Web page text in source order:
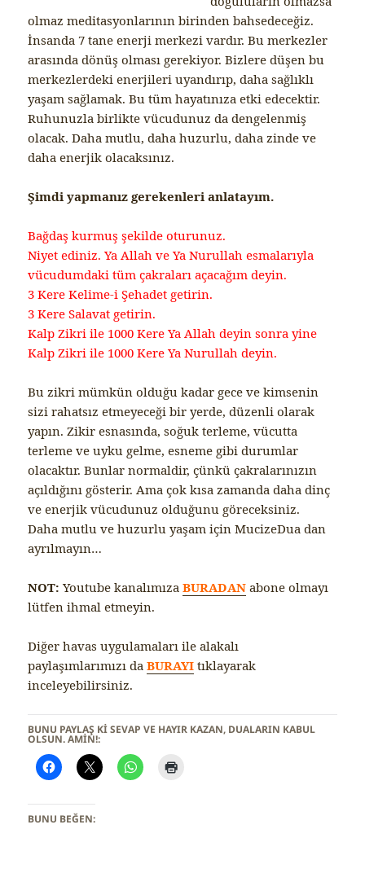
olmaz meditasyonlarının birinden bahsedeceğiz.
İnsanda 7 tane enerji merkezi vardır. Bu merkezler
arasında dönüş olması gerekiyor. Bizlere düşen bu
merkezlerdeki enerjileri uyandırıp, daha sağlıklı
yaşam sağlamak. Bu tüm hayatınıza etki edecektir.
Ruhunuzla birlikte vücudunuz da dengelenmiş
olacak. Daha mutlu, daha huzurlu, daha zinde ve
daha enerjik olacaksınız.
Şimdi yapmanız gerekenleri anlatayım.
Bağdaş kurmuş şekilde oturunuz.
Niyet ediniz. Ya Allah ve Ya Nurullah esmalarıyla
vücudumdaki tüm çakraları açacağım deyin.
3 Kere Kelime-i Şehadet getirin.
3 Kere Salavat getirin.
Kalp Zikri ile 1000 Kere Ya Allah deyin sonra yine
Kalp Zikri ile 1000 Kere Ya Nurullah deyin.
Bu zikri mümkün olduğu kadar gece ve kimsenin
sizi rahatsız etmeyeceği bir yerde, düzenli olarak
yapın. Zikir esnasında, soğuk terleme, vücutta
terleme ve uyku gelme, esneme gibi durumlar
olacaktır. Bunlar normaldir, çünkü çakralarınızın
açıldığını gösterir. Ama çok kısa zamanda daha dinç
ve enerjik vücudunuz olduğunu göreceksiniz.
Daha mutlu ve huzurlu yaşam için MucizeDua dan
ayrılmayın…
NOT: Youtube kanalımızaBURADAN abone olmayı
lütfen ihmal etmeyin.
Diğer havas uygulamaları ile alakalı
paylaşımlarımızı daBURAYI tıklayarak
inceleyebilirsiniz.
BUNU PAYLAŞ KI SEVAP VE HAYIR KAZAN, DUALARIN KABUL
OLSUN. AMİN!:
BUNU BEĞEN: